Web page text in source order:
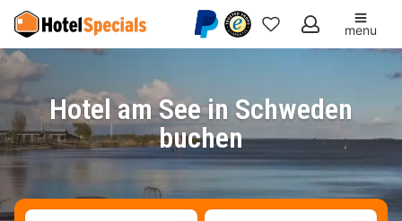
Meine
menu
Hotel am See in Schweden
buchen